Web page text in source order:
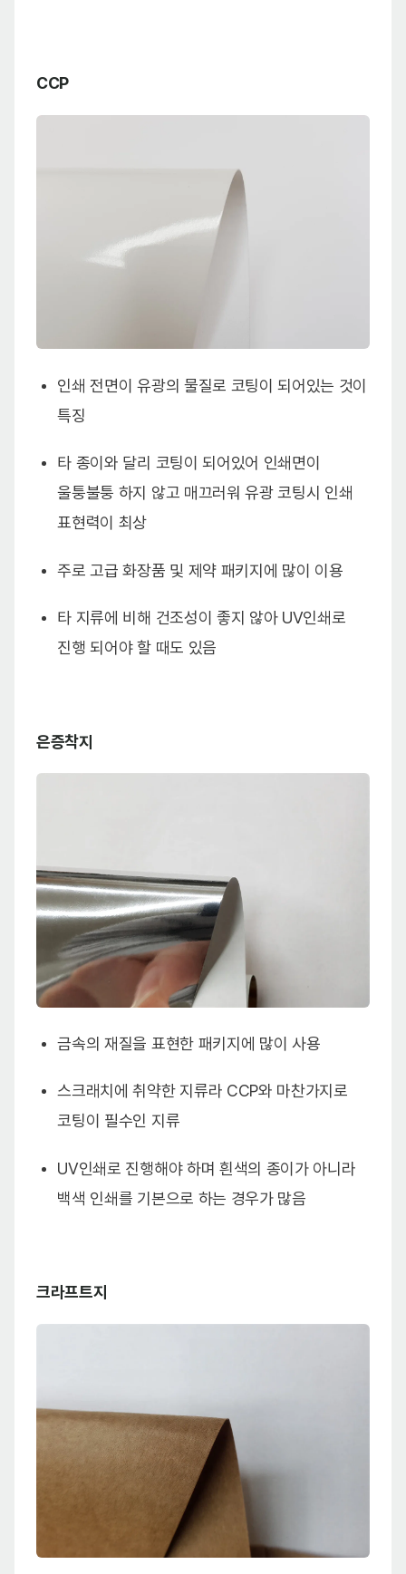
CCP
인쇄 전면이 유광의 물질로 코팅이 되어있는 것이
특징
타 종이와 달리 코팅이 되어있어 인쇄면이
울퉁불퉁 하지 않고 매끄러워 유광 코팅시 인쇄
표현력이 최상
주로 고급 화장품 및 제약 패키지에 많이 이용
타 지류에 비해 건조성이 좋지 않아 UV인쇄로
진행 되어야 할 때도 있음
은증착지
금속의 재질을 표현한 패키지에 많이 사용
스크래치에 취약한 지류라 CCP와 마찬가지로
코팅이 필수인 지류
UV인쇄로 진행해야 하며 흰색의 종이가 아니라
백색 인쇄를 기본으로 하는 경우가 많음
크라프트지